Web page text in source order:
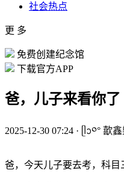
社会热点
更 多
免费创建纪念馆
下载官方APP
爸，儿子来看你了
2025-12-30 07:24 · ᥫᩣ༠° 歖
爸，今天儿子要去考，科